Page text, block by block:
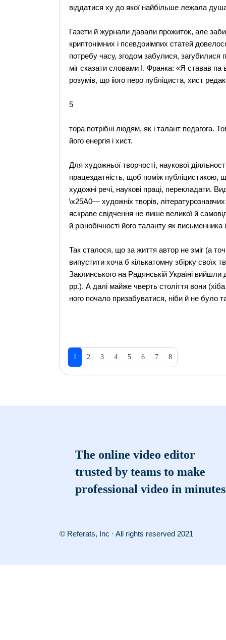
віддатися ху до якої найбільше лежала
Газети й журнали давали прожиток, але
криптонімних і псевдоиімпих статей
потребу часу, згодом забулися, загубилися
міг сказати словами І. Франка: «Я ставав
розумів, що ііого перо публіциста, хист
5
тора потрібні людям, як і талант педагога.
його енергія і хист.
Для художньої творчості, наукової
працездатність, щоб поміж
художні речі, наукові праці, перекладати.
\x25A0— художніх творів,
яскраве свідчення не лише великої й
й різнобічності його таланту як письменника
Так сталося, що за життя автор не зміг (а
випустити хоча б кількатомну збірку своїх
Заклинського на Радянській Україні
pp.). А далі майже чверть століття вони
ного почало призабуватися, ніби й не було
1 2 3 4 5 6 7 8
The online video editor
trusted by teams to make
professional video in minutes
© Referats, Inc · All rights reserved 2021